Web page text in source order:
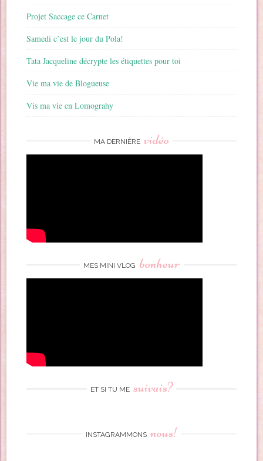
Projet Saccage ce Carnet
Samedi c’est le jour du Pola!
Tata Jacqueline décrypte les étiquettes pour toi
Vie ma vie de Blogueuse
Vis ma vie en Lomograhy
MA DERNIÈRE vidéo
MES MINI VLOG bonheur
ET SI TU ME suivais?
INSTAGRAMMONS nous!